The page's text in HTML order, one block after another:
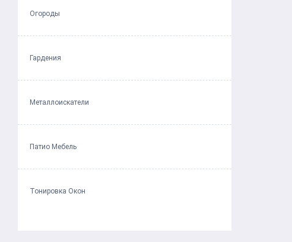
Огороды
Гардения
Металлоискатели
Патио Мебель
Тонировка Окон